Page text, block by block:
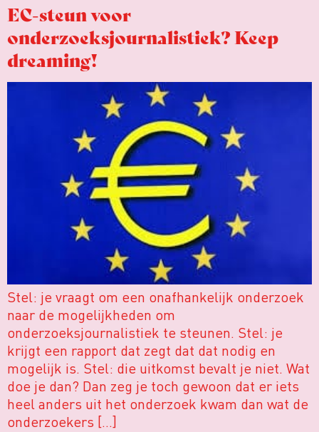
EC-steun voor
onderzoeksjournalistiek? Keep
dreaming!
Stel: je vraagt om een onafhankelijk onderzoek
naar de mogelijkheden om
onderzoeksjournalistiek te steunen. Stel: je
krijgt een rapport dat zegt dat dat nodig en
mogelijk is. Stel: die uitkomst bevalt je niet. Wat
doe je dan? Dan zeg je toch gewoon dat er iets
heel anders uit het onderzoek kwam dan wat de
onderzoekers […]